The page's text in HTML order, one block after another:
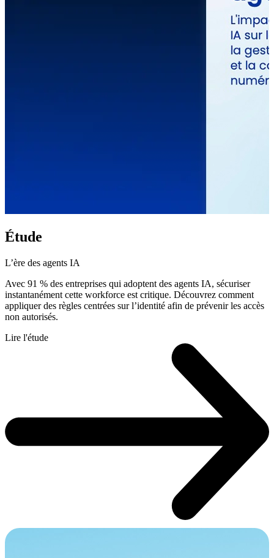
Étude
L’ère des agents IA
Avec 91 % des entreprises qui adoptent des agents IA, sécuriser
instantanément cette workforce est critique. Découvrez comment
appliquer des règles centrées sur l’identité afin de prévenir les accès
non autorisés.
Lire l'étude